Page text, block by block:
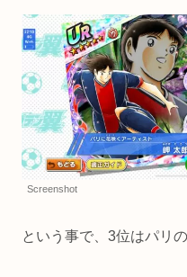
Screenshot
という事で、3位はパリ